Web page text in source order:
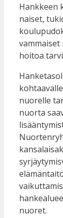
Hankkeen
naiset,
hoitoa
nuorelle
nuorta
nuoret.